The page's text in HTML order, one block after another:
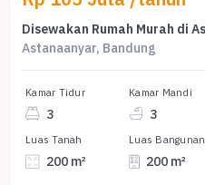
Astanaanyar, Bandung
Kamar Tidur
3
Kamar Mandi
3
Luas Tanah
200 m²
Luas Bangunan
200 m²